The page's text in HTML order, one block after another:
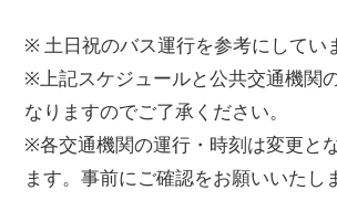
※ 土日祝のバス運行を参考にしてい
※上記スケジュールと公共交通機関
なりますのでご了承ください。
※各交通機関の運行・時刻は変更と
ます。事前にご確認をお願いいたし